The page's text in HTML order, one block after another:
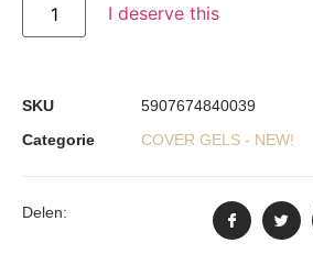
I deserve this
SKU
5907674840039
Categorie
COVER GELS - NEW!
Delen: